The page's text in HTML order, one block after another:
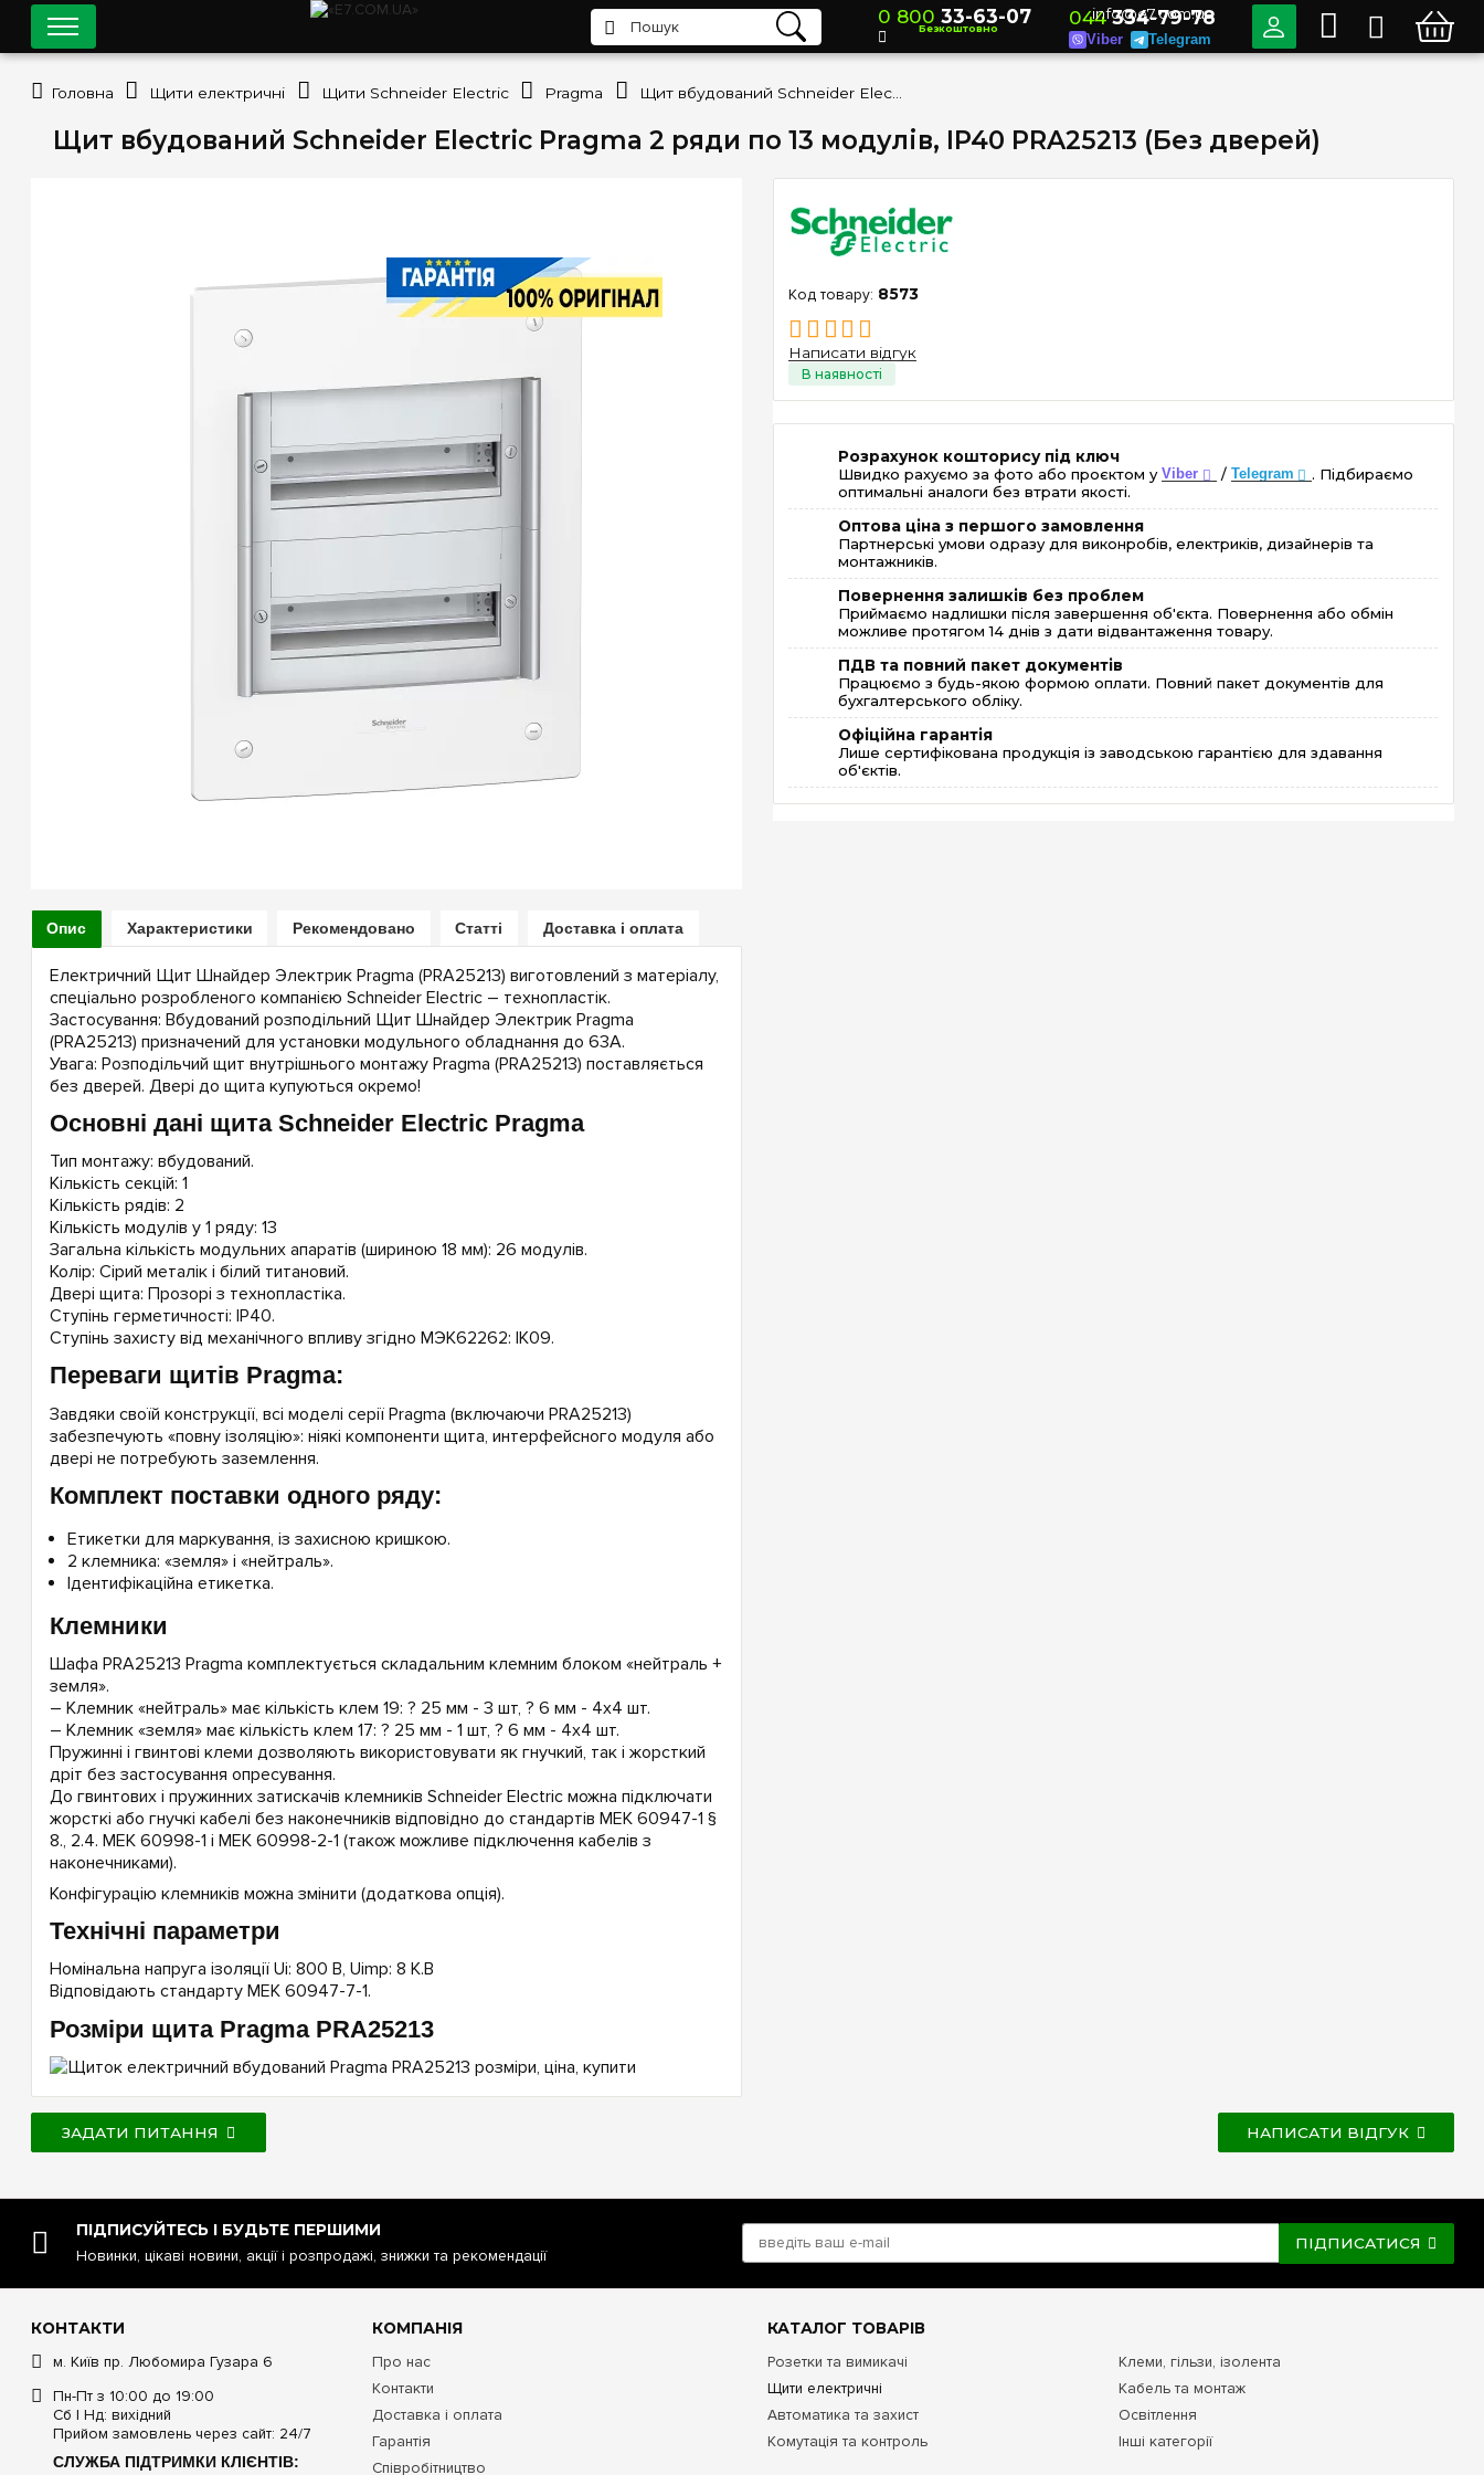
Щит вбудований Schneider Electric Pragma 2 ряди по 13 модулів, IP40 PRA25213 (Без дверей)
8573
Написати відгук
Розрахунок кошторису під ключ
Швидко рахуємо за фото або проєктом уViber / Telegram
. Підбираємо
оптимальні аналоги без втрати якості.
Оптова ціна з першого замовлення
Партнерські умови одразу для виконробів, електриків, дизайнерів та
монтажників.
Повернення залишків без проблем
Приймаємо надлишки після завершення об'єкта. Повернення або обмін
можливе протягом 14 днів з дати відвантаження товару.
ПДВ та повний пакет документів
Працюємо з будь-якою формою оплати. Повний пакет документів для
бухгалтерського обліку.
Офіційна гарантія
Лише сертифікована продукція із заводською гарантією для здавання
об'єктів.
Опис Характеристики Рекомендовано Статті Доставка і оплата
Електричний Щит Шнайдер Электрик Pragma (PRA25213) виготовлений з матеріалу,
спеціально розробленого компанією Schneider Electric – технопластік.
Застосування: Вбудований розподільний Щит Шнайдер Электрик Pragma
(PRA25213) призначений для установки модульного обладнання до 63А.
Увага: Розподільчий щит внутрішнього монтажу Pragma (PRA25213) поставляється
без дверей. Двері до щита купуються окремо!
Основні дані щита Schneider Electric Pragma
Тип монтажу: вбудований.
Кількість секцій: 1
Кількість рядів: 2
Кількість модулів у 1 ряду: 13
Загальна кількість модульних апаратів (шириною 18 мм): 26 модулів.
Колір: Сірий металік і білий титановий.
Двері щита: Прозорі з технопластіка.
Ступінь герметичності: IP40.
Ступінь захисту від механічного впливу згідно МЭК62262: IK09.
Переваги щитів Pragma:
Завдяки своїй конструкції, всі моделі серії Pragma (включаючи PRA25213)
забезпечують «повну ізоляцію»: ніякі компоненти щита, интерфейсного модуля або
двері не потребують заземлення.
Комплект поставки одного ряду:
Етикетки для маркування, із захисною кришкою.
2 клемника: «земля» і «нейтраль».
Ідентифікаційна етикетка.
Клемники
Шафа PRA25213 Pragma комплектується складальним клемним блоком «нейтраль +
земля».
– Клемник «нейтраль» має кількість клем 19: ? 25 мм - 3 шт, ? 6 мм - 4х4 шт.
– Клемник «земля» має кількість клем 17: ? 25 мм - 1 шт, ? 6 мм - 4х4 шт.
Пружинні і гвинтові клеми дозволяють використовувати як гнучкий, так і жорсткий
дріт без застосування опресування.
До гвинтових і пружинних затискачів клемників Schneider Electric можна підключати
жорсткі або гнучкі кабелі без наконечників відповідно до стандартів МЕК 60947-1 §
8., 2.4. МЕК 60998-1 і МЕК 60998-2-1 (також можливе підключення кабелів з
наконечниками).
Конфігурацію клемників можна змінити (додаткова опція).
Технічні параметри
Номінальна напруга ізоляції Ui: 800 В, Uimp: 8 К.В
Відповідають стандарту МЕК 60947-7-1.
Розміри щита Pragma PRA25213
ЗАДАТИ ПИТАННЯ НАПИСАТИ ВІДГУК
0 800 33-63-07
Безкоштовно
info@e7.com.ua
044334-79-78
Viber Telegram
Головна Щити електричні Щити Schneider Electric Pragma
ПІДПИСУЙТЕСЬ І БУДЬТЕ ПЕРШИМИ
Новинки, цікаві новини, акції і розпродажі, знижки та рекомендації
ПІДПИСАТИСЯ
КОНТАКТИ
м. Київ пр. Любомира Гузара 6
Пн-Пт з 10:00 до 19:00
Сб | Нд: вихідний
Прийом замовлень через сайт: 24/7
СЛУЖБА ПІДТРИМКИ КЛІЄНТІВ:
КОМПАНІЯ
Про нас
Контакти
Доставка і оплата
Гарантія
Співробітництво
КАТАЛОГ ТОВАРІВ
Розетки та вимикачі
Щити електричні
Автоматика та захист
Комутація та контроль
Клеми, гільзи, ізолента
Кабель та монтаж
Освітлення
Інші категорії